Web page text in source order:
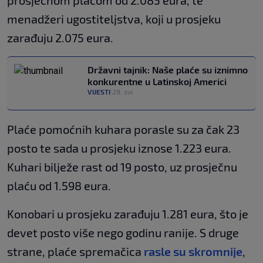
menadžeri ugostiteljstva, koji u prosjeku
zarađuju 2.075 eura.
Državni tajnik: Naše plaće su iznimno
konkurentne u Latinskoj Americi
VIJESTI 28. svi.
Plaće pomoćnih kuhara porasle su za čak 23
posto te sada u prosjeku iznose 1.223 eura.
Kuhari bilježe rast od 19 posto, uz prosječnu
plaću od 1.598 eura.
Konobari u prosjeku zarađuju 1.281 eura, što je
devet posto više nego godinu ranije. S druge
strane, plaće spremačica rasle su skromnije,